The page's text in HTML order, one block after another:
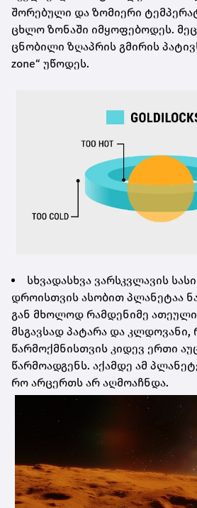
შო­რე­ბუ­ლი და ზო­მი­ე­რი
ცხლო ზო­ნა­ში იმ­ყო­ფე­ბო­დეს.
ცნო­ბი­ლი ზღაპ­რის გმი­რის
zone“ უწო­დეს.
სხვა­დას­ხვა ვარ­სკვლა­ვის
დრო­ის­თვის ასო­ბით პლა­ნე­ტაა
გან მხო­ლოდ რამ­დე­ნი­მე
მსგავ­სად პა­ტა­რა და
წარ­მოქ­მნის­თვის კი­დევ ერთი
წარ­მო­ად­გენს. აქამ­დე ამ
რო არ­ცერ­თს არ აღ­მო­აჩ­ნდა.